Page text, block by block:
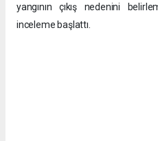
yangının çıkış nedenini
inceleme başlattı.